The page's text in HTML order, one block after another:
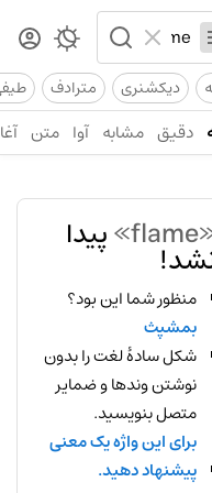
دیکشنری مترادف
دقیق مشابه آوا متن
پیدا
منظور شما این بود؟
بمشپث
شکل سادهٔ لغت را بدون
نوشتن وندها و ضمایر
متصل بنویسید.
برای این واژه یک معنی
پیشنهاد دهید.